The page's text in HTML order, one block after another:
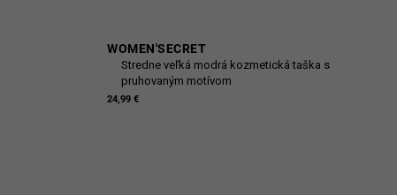
WOMEN'SECRET
Stredne veľká modrá kozmetická taška s
pruhovaným motívom
24,99 €